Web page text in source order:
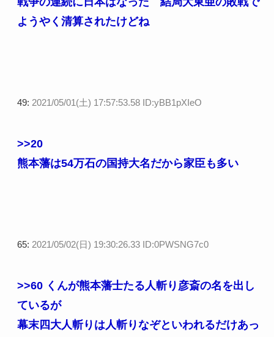
ようやく清算されたけどね
49: 2021/05/01(土) 17:57:53.58 ID:yBB1pXIeO
>>20
熊本藩は54万石の国持大名だから家臣も多い
65: 2021/05/02(日) 19:30:26.33 ID:0PWSNG7c0
>>60くんが熊本藩士たる人斬り彦斎の名を出し
ているが
幕末四大人斬りは人斬りなぞといわれるだけあっ